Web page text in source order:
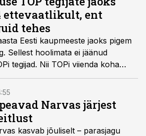
ettevaatlikult, ent
tehes
Eesti kaupmeeste jaoks pigem
Sellest hoolimata ei jäänud
tegijad. Nii TOPi viienda koha
kuuendal kohal platseeruv
võimalusi kasvada, investeerida ja
tarbijakäitumise ning
Narvas järjest
kasvab jõuliselt – parasjagu